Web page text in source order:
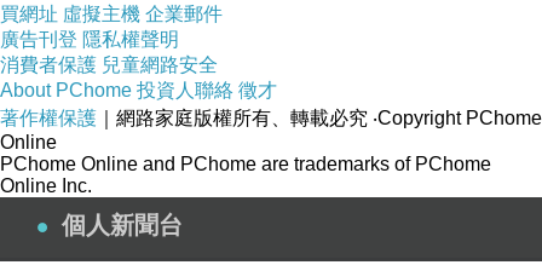
蜷尾家在日本走時尚和風路線,迎合日本人喜歡的風格
且用台灣產茶葉為特色元素,作為和其他霜淇淋市場上不同的區分
為蜷尾家在日本漸漸有品牌特色
買網址 虛擬主機 企業郵件
廣告刊登 隱私權聲明
消費者保護 兒童網路安全
About PChome 投資人聯絡 徵才
著作權保護 ｜網路家庭版權所有、轉載必究 ‧Copyright PChome
Online
PChome Online and PChome are trademarks of PChome
Online Inc.
個人新聞台